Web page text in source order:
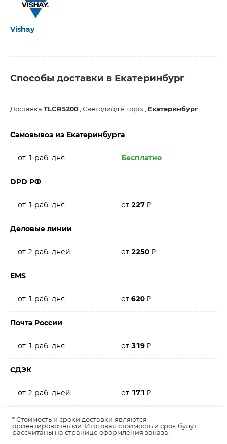
Vishay
Способы доставки в Екатеринбург
Доставка TLCR5200 , Светодиод в город Екатеринбург
Самовывоз из Екатеринбурга
от 1 раб. дня Бесплатно
DPD РФ
от 1 раб. дня от 227 ₽
Деловые линии
от 2 раб. дней от 2250 ₽
EMS
от 1 раб. дня от 620 ₽
Почта России
от 1 раб. дня от 319 ₽
СДЭК
от 2 раб. дней от 171 ₽
* Стоимость и сроки доставки являются
ориентировочными. Итоговая стоимость и срок будут
рассчитаны на странице оформления заказа.